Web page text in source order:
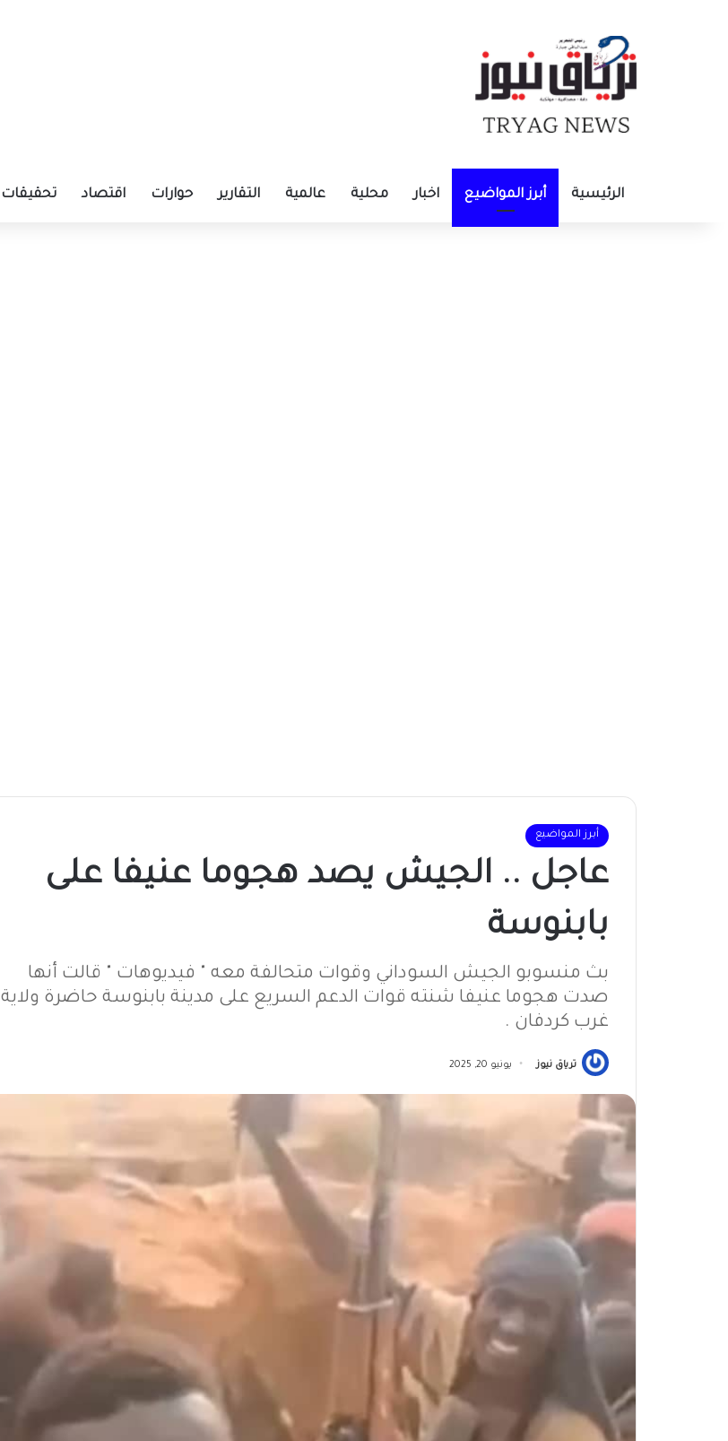
الرئيسية أبرز المواضيع اخبار محلية عالمية التقارير حوارات اقتصاد تحقيقات
أبرز المواضيع
عاجل .. الجيش يصد هجوما عنيفا على
بابنوسة
بث منسوبو الجيش السوداني وقوات متحالفة معه " فيديوهات " قالت أنها
صدت هجوما عنيفا شنته قوات الدعم السريع على مدينة بابنوسة حاضرة ولاية
غرب كردفان .
ترياق نيوز يونيو 20, 2025